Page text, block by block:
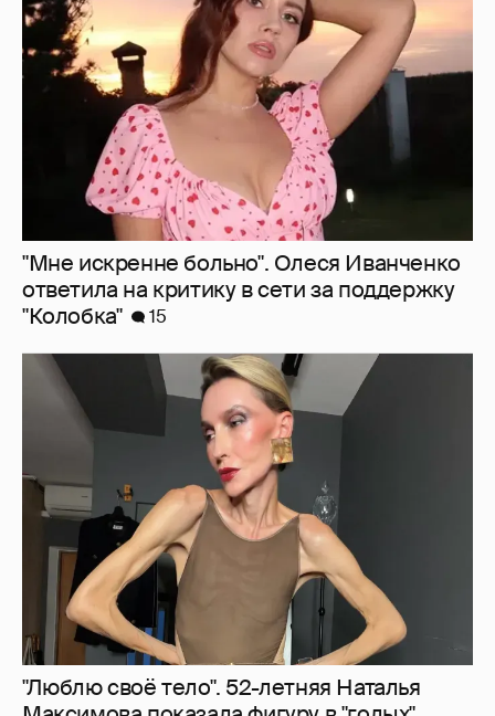
"Мне искренне больно". Олеся Иванченко
ответила на критику в сети за поддержку
"Колобка"
15
"Люблю своё тело". 52-летняя Наталья